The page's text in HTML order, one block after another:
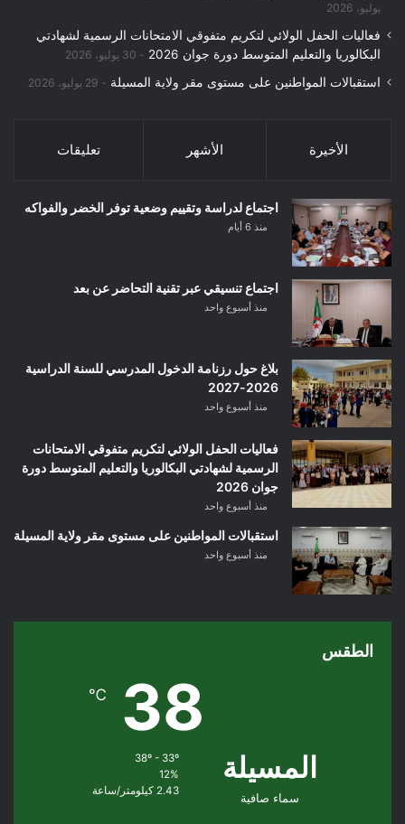
يوليو، 2026
فعاليات الحفل الولائي لتكريم متفوقي الامتحانات الرسمية لشهادتي
البكالوريا والتعليم المتوسط دورة جوان 2026
30 يوليو، 2026
استقبالات المواطنين على مستوى مقر ولاية المسيلة 29 يوليو، 2026
الأخيرة الأشهر تعليقات
اجتماع لدراسة وتقييم وضعية توفر الخضر والفواكه
منذ 6 أيام
اجتماع تنسيقي عبر تقنية التحاضر عن بعد
منذ أسبوع واحد
بلاغ حول رزنامة الدخول المدرسي للسنة الدراسية
2026-2027
منذ أسبوع واحد
فعاليات الحفل الولائي لتكريم متفوقي الامتحانات
الرسمية لشهادتي البكالوريا والتعليم المتوسط دورة
جوان 2026
منذ أسبوع واحد
استقبالات المواطنين على مستوى مقر ولاية المسيلة
منذ أسبوع واحد
الطقس
المسيلة
سماء صافية
38
℃
38º - 33º
12%
2.43 كيلومتر/ساعة